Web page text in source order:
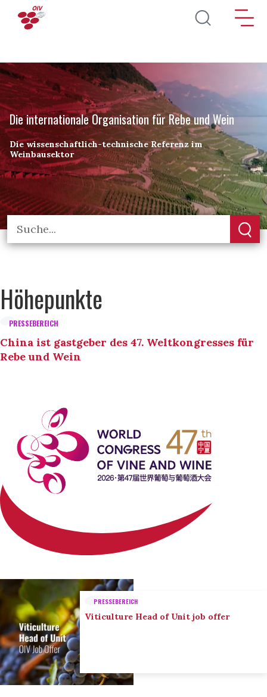
Direkt zum Inhalt
Die internationale Organisation für Rebe und Wein
Die wissenschaftlich-technische Referenz im
Weinbausektor
Höhepunkte
PRESSEBEREICH
China ist gastgeber des 47. Weltkongresses für
Rebe und Wein
PRESSEBEREICH
Viticulture Head of Unit job offer